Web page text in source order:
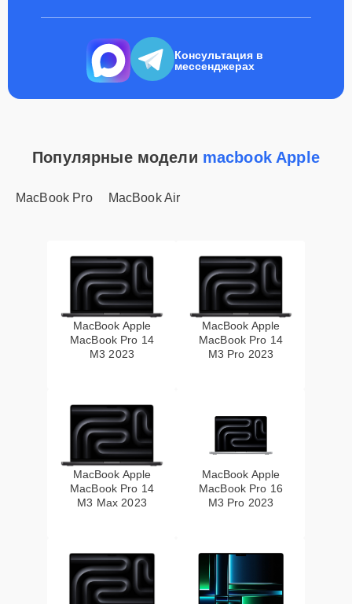
Консультация в
мессенджерах
Популярные модели macbook Apple
MacBook Pro MacBook Air
MacBook Apple
MacBook Pro 14
M3 2023
MacBook Apple
MacBook Pro 14
M3 Pro 2023
MacBook Apple
MacBook Pro 14
M3 Max 2023
MacBook Apple
MacBook Pro 16
M3 Pro 2023